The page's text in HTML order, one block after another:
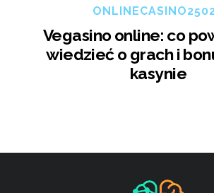
Vegasino online: co
wiedzieć o grach i
kasynie